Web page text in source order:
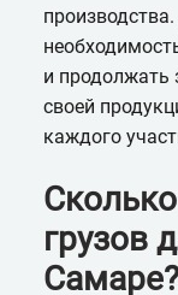
и продолжать
своей
каждого
грузов
Самаре?